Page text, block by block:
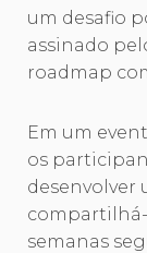
um desafio
assinado
roadmap
Em um
os
desenvolver
semanas